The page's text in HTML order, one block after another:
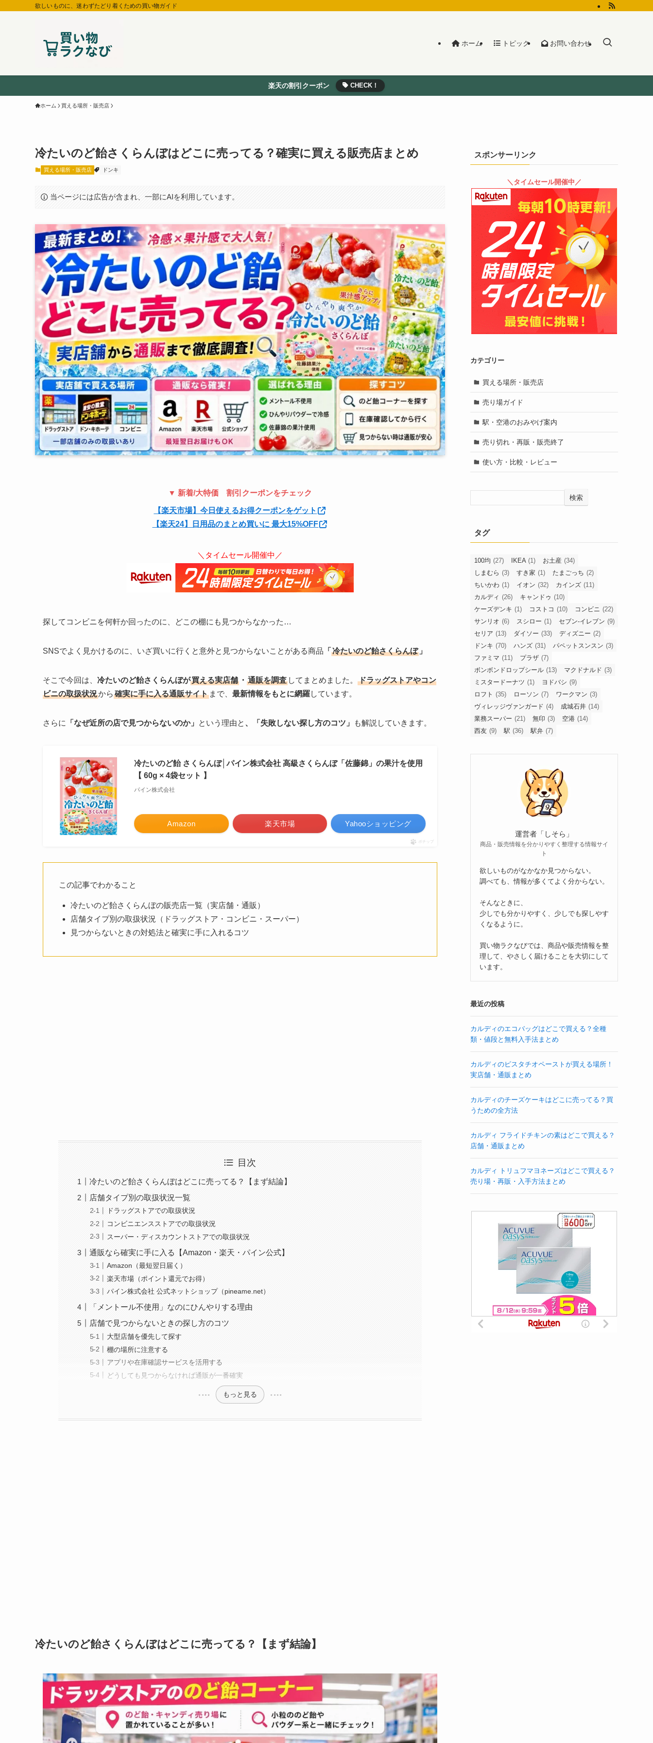
欲しいものに、迷わずたどり着くための買い物ガイド
ホーム トピック お問い合わせ
楽天の割引クーポン CHECK！
ホーム 買える場所・販売店
冷たいのど飴さくらんぼはどこに売ってる？確実に買える販売店まとめ
買える場所・販売店 ドンキ
当ページには広告が含まれ、一部にAIを利用しています。
▼ 新着/大特価 割引クーポンをチェック
【楽天市場】今日使えるお得クーポンをゲット
【楽天24】日用品のまとめ買いに 最大15%OFF
＼タイムセール開催中／
探してコンビニを何軒か回ったのに、どこの棚にも見つからなかった…
SNSでよく見かけるのに、いざ買いに行くと意外と見つからないことがある商品 「 冷たいのど飴さくらんぼ 」
そこで今回は、 冷たいのど飴さくらんぼが買える実店舗 ・ 通販を調査 してまとめました。
ドラッグストアやコン
ビニの取扱状況から 確実に手に入る通販サイト まで、 最新情報をもとに網羅しています。
さらに 「なぜ近所の店で見つからないのか」 という理由と 、「失敗しない探し方のコツ」 も解説していきます。
冷たいのど飴 さくらんぼ│パイン株式会社 高級さくらんぼ「佐藤錦」の果汁を使用
【 60g × 4袋セット 】
パイン株式会社
Amazon 楽天市場 Yahooショッピング
ポチップ
この記事でわかること
冷たいのど飴さくらんぼの販売店一覧（実店舗・通販）
店舗タイプ別の取扱状況（ドラッグストア・コンビニ・スーパー）
見つからないときの対処法と確実に手に入れるコツ
目次
冷たいのど飴さくらんぼはどこに売ってる？【まず結論】
店舗タイプ別の取扱状況一覧
ドラッグストアでの取扱状況
コンビニエンスストアでの取扱状況
スーパー・ディスカウントストアでの取扱状況
通販なら確実に手に入る【Amazon・楽天・パイン公式】
Amazon（最短翌日届く）
楽天市場（ポイント還元でお得）
パイン株式会社 公式ネットショップ（pineame.net）
「メントール不使用」なのにひんやりする理由
店舗で見つからないときの探し方のコツ
大型店舗を優先して探す
棚の場所に注意する
アプリや在庫確認サービスを活用する
どうしても見つからなければ通販が一番確実
もっと見る
冷たいのど飴さくらんぼはどこに売ってる？【まず結論】
スポンサーリンク
＼タイムセール開催中／
カテゴリー
買える場所・販売店
売り場ガイド
駅・空港のおみやげ案内
売り切れ・再販・販売終了
使い方・比較・レビュー
検索
タグ
100均 (27) IKEA (1) お土産 (34)
しまむら (3) すき家 (1) たまごっち (2)
ちいかわ (1) イオン (32) カインズ (11)
カルディ (26) キャンドゥ (10)
ケーズデンキ (1) コストコ (10) コンビニ (22)
サンリオ (6) スシロー (1) セブン-イレブン (9)
セリア (13) ダイソー (33) ディズニー (2)
ドンキ (70) ハンズ (31) パペットスンスン (3)
ファミマ (11) プラザ (7)
ボンボンドロップシール (13) マクドナルド (3)
ミスタードーナツ (1) ヨドバシ (9)
ロフト (35) ローソン (7) ワークマン (3)
ヴィレッジヴァンガード (4) 成城石井 (14)
業務スーパー (21) 無印 (3) 空港 (14)
西友 (9) 駅 (36) 駅弁 (7)
運営者「しそら」
商品・販売情報を分かりやすく整理する情報サイ
ト
欲しいものがなかなか見つからない。
調べても、情報が多くてよく分からない。
そんなときに、
少しでも分かりやすく、少しでも探しやす
くなるように。
買い物ラクなびでは、商品や販売情報を整
理して、やさしく届けることを大切にして
います。
最近の投稿
カルディのエコバッグはどこで買える？全種
類・値段と無料入手法まとめ
カルディのピスタチオペーストが買える場所！
実店舗・通販まとめ
カルディのチーズケーキはどこに売ってる？買
うための全方法
カルディ フライドチキンの素はどこで買える？
店舗・通販まとめ
カルディ トリュフマヨネーズはどこで買える？
売り場・再販・入手方法まとめ